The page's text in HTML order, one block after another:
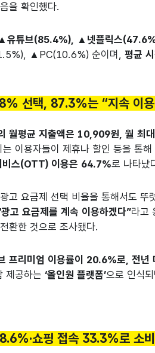
을 확인했다.
유튜브(85.4%), ▲넷플릭스
▲PC(10.6%) 순이며,평균
선택, 87.3%는 “지속 이
월평균 지출액은 10,909원, 월 최
는 이용자들이 제휴나 할인 등을 통
비스(OTT) 이용은 64.7%로 나타났
고 요금제 선택 비율을 통해서도 뚜
고 요금제를 계속 이용하겠다”라고
환한 것으로 조사됐다.
프리미엄 이용률이 20.6%로, 전년
제공하는‘올인원 플랫폼’으로 인식
쇼핑 접속 33.3%로 소